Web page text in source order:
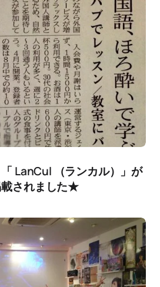
LanCul （ランカル）」が
載されました★